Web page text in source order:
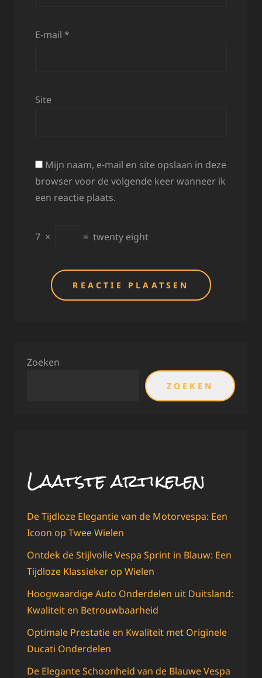
E-mail *
Site
Mijn naam, e-mail en site opslaan in deze
browser voor de volgende keer wanneer ik
een reactie plaats.
7 × = twenty eight
Zoeken
ZOEKEN
Laatste artikelen
De Tijdloze Elegantie van de Motorvespa: Een
Icoon op Twee Wielen
Ontdek de Stijlvolle Vespa Sprint in Blauw: Een
Tijdloze Klassieker op Wielen
Hoogwaardige Auto Onderdelen uit Duitsland:
Kwaliteit en Betrouwbaarheid
Optimale Prestatie en Kwaliteit met Originele
Ducati Onderdelen
De Elegante Schoonheid van de Blauwe Vespa